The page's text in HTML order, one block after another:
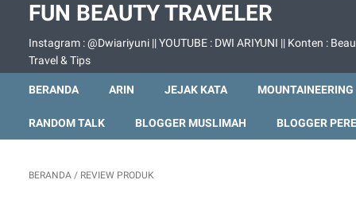
FUN BEAUTY TRAVELER
Instagram : @Dwiariyuni || YOUTUBE : DWI ARIYUNI || Konten :
Travel & Tips
BERANDA ARIN JEJAK KATA MOUNTAINEERING
RANDOM TALK BLOGGER MUSLIMAH BLOGGER
BERANDA / REVIEW PRODUK